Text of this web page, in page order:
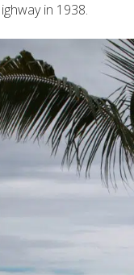
in 1938.